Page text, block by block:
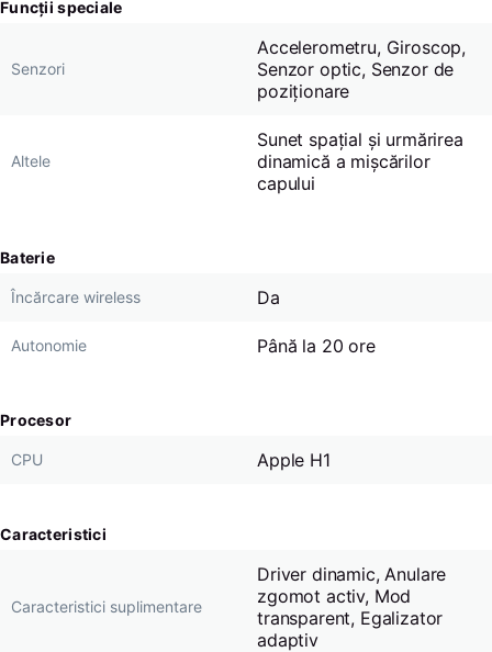
Funcții speciale
Senzori
Accelerometru, Giroscop,
Senzor optic, Senzor de
poziționare
Altele
Sunet spațial și urmărirea
dinamică a mișcărilor
capului
Baterie
Încărcare wireless Da
Autonomie Până la 20 ore
Procesor
CPU Apple H1
Caracteristici
Caracteristici suplimentare
Driver dinamic, Anulare
zgomot activ, Mod
transparent, Egalizator
adaptiv